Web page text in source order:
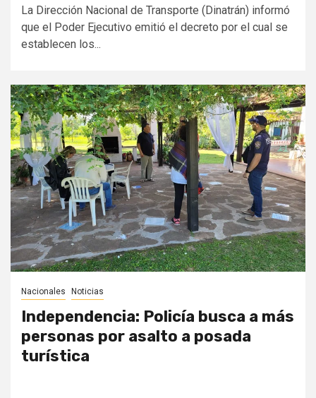
La Dirección Nacional de Transporte (Dinatrán) informó
que el Poder Ejecutivo emitió el decreto por el cual se
establecen los...
Nacionales Noticias
Independencia: Policía busca a más
personas por asalto a posada
turística